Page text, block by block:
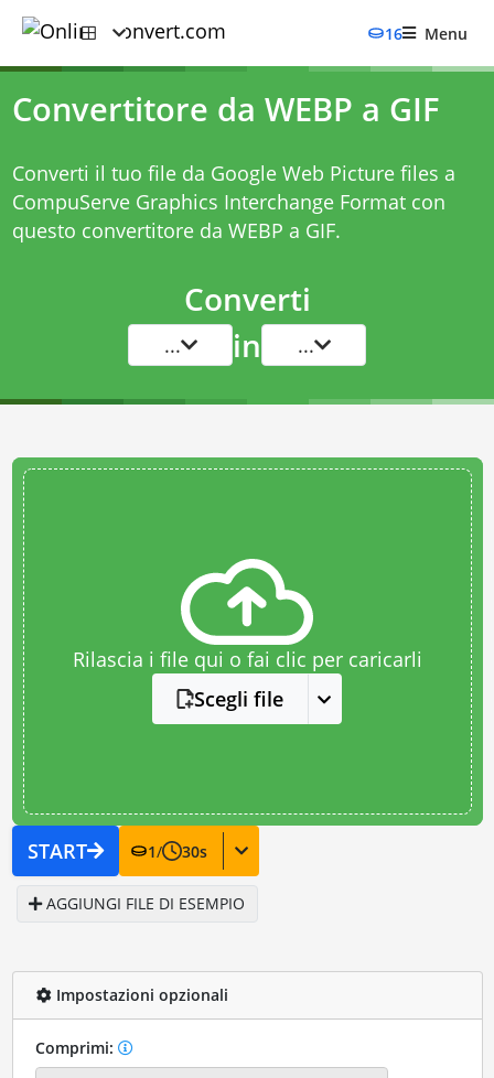
16 Menu
Convertitore da WEBP a GIF
Converti il tuo file da Google Web Picture files a
CompuServe Graphics Interchange Format con
questo convertitore da WEBP a GIF.
Converti
... in ...
Rilascia i file qui o fai clic per caricarli
Scegli file
START 1/ 30s
AGGIUNGI FILE DI ESEMPIO
Impostazioni opzionali
Comprimi: